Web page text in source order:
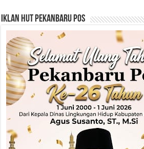
Iklan HUT Pekanbaru Pos